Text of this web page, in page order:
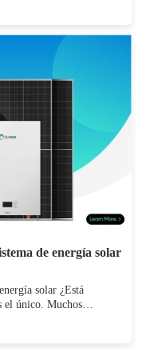
de energía solar
solar ¿Está
cómo elegir un